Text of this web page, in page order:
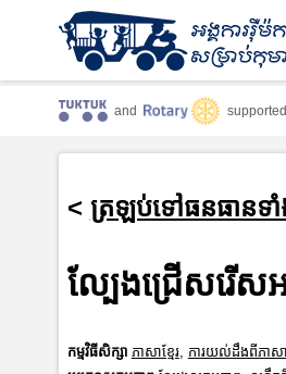
and
< ត្រឡប់ទៅធនធានទ
ល្បែងជ្រើសរើស
កម្មវិធីសិក្សា ភាសាខ្មែរ, ការយល់ដឹងពីភាស